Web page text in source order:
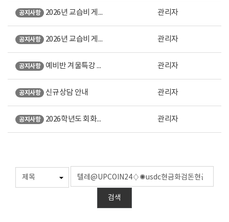
공지사항 2026년 교습비 게시표 (강남 본원) 관리자
공지사항 2026년 교습비 게시표 (노원 직영) 관리자
공지사항 예비반 겨울특강 안내 관리자
공지사항 신규상담 안내 관리자
공지사항 2026학년도 회화계열 미대입시 설명회 오시는 길 안내 관리자
검색